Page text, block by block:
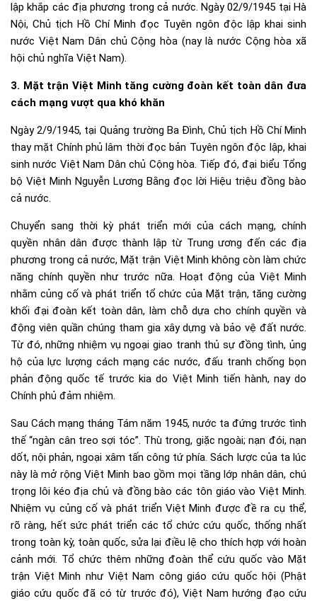
lập khắp các địa phương trong cả nước. Ngày 02/9/1945 tại Hà
Nội, Chủ tịch Hồ Chí Minh đọc Tuyên ngôn độc lập khai sinh
nước Việt Nam Dân chủ Cộng hòa (nay là nước Cộng hòa xã
hội chủ nghĩa Việt Nam).
3. Mặt trận Việt Minh tăng cường đoàn kết toàn dân đưa
cách mạng vượt qua khó khăn
Ngày 2/9/1945, tại Quảng trường Ba Đình, Chủ tịch Hồ Chí Minh
thay mặt Chính phủ lâm thời đọc bản Tuyên ngôn độc lập, khai
sinh nước Việt Nam Dân chủ Cộng hòa. Tiếp đó, đại biểu Tổng
bộ Việt Minh Nguyễn Lương Bằng đọc lời Hiệu triệu đồng bào
cả nước.
Chuyển sang thời kỳ phát triển mới của cách mạng, chính
quyền nhân dân được thành lập từ Trung ương đến các địa
phương trong cả nước, Mặt trận Việt Minh không còn làm chức
năng chính quyền như trước nữa. Hoạt động của Việt Minh
nhằm củng cố và phát triển tổ chức của Mặt trận, tăng cường
khối đại đoàn kết toàn dân, làm chỗ dựa cho chính quyền và
động viên quần chúng tham gia xây dựng và bảo vệ đất nước.
Từ đó, những nhiệm vụ ngoại giao tranh thủ sự đồng tình, ủng
hộ của lực lượng cách mạng các nước, đấu tranh chống bọn
phản động quốc tế trước kia do Việt Minh tiến hành, nay do
Chính phủ đảm nhiệm.
Sau Cách mạng tháng Tám năm 1945, nước ta đứng trước tình
thế “ngàn cân treo sợi tóc”. Thù trong, giặc ngoài; nạn đói, nạn
dốt, nội phản, ngoại xâm tấn công tứ phía. Sách lược của ta lúc
này là mở rộng Việt Minh bao gồm mọi tầng lớp nhân dân, chú
trọng lôi kéo địa chủ và đồng bào các tôn giáo vào Việt Minh.
Nhiệm vụ củng cố và phát triển Việt Minh được đề ra cụ thể,
rõ ràng, hết sức phát triển các tổ chức cứu quốc, thống nhất
trong toàn kỳ, toàn quốc, sửa lại điều lệ cho thích hợp với hoàn
cảnh mới. Tổ chức thêm những đoàn thể cứu quốc vào Mặt
trận Việt Minh như Việt Nam công giáo cứu quốc hội (Phật
giáo cứu quốc đã có từ trước đó), Việt Nam hướng đạo cứu